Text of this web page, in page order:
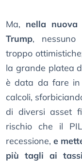
Ma, nella
Trump,
troppo
la grande platea
è data da fare in
calcoli,
di diversi asset
rischio che il
recessione, e
più tagli ai